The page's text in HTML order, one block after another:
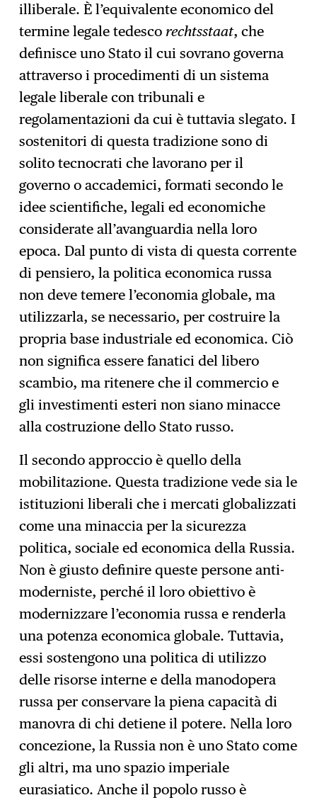
illiberale. È l’equivalente economico del
termine legale tedesco rechtsstaat, che
definisce uno Stato il cui sovrano governa
attraverso i procedimenti di un sistema
legale liberale con tribunali e
regolamentazioni da cui è tuttavia slegato. I
sostenitori di questa tradizione sono di
solito tecnocrati che lavorano per il
governo o accademici, formati secondo le
idee scientifiche, legali ed economiche
considerate all’avanguardia nella loro
epoca. Dal punto di vista di questa corrente
di pensiero, la politica economica russa
non deve temere l’economia globale, ma
utilizzarla, se necessario, per costruire la
propria base industriale ed economica. Ciò
non significa essere fanatici del libero
scambio, ma ritenere che il commercio e
gli investimenti esteri non siano minacce
alla costruzione dello Stato russo.
Il secondo approccio è quello della
mobilitazione. Questa tradizione vede sia le
istituzioni liberali che i mercati globalizzati
come una minaccia per la sicurezza
politica, sociale ed economica della Russia.
Non è giusto definire queste persone anti-
moderniste, perché il loro obiettivo è
modernizzare l’economia russa e renderla
una potenza economica globale. Tuttavia,
essi sostengono una politica di utilizzo
delle risorse interne e della manodopera
russa per conservare la piena capacità di
manovra di chi detiene il potere. Nella loro
concezione, la Russia non è uno Stato come
gli altri, ma uno spazio imperiale
eurasiatico. Anche il popolo russo è